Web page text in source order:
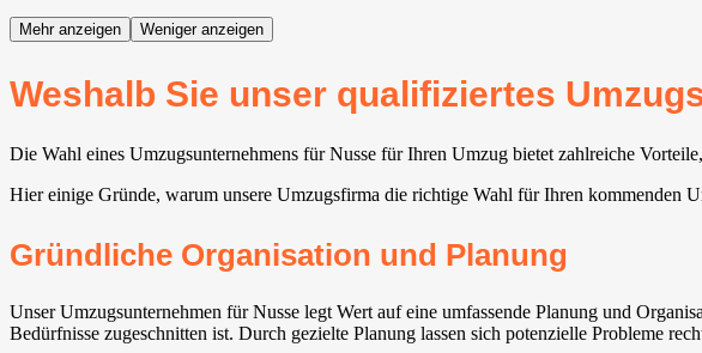
Mehr anzeigen Weniger anzeigen
Weshalb Sie unser qualifiziertes
Die Wahl eines Umzugsunternehmens für Nusse für Ihren Umzug bietet zahlreiche
Hier einige Gründe, warum unsere Umzugsfirma die richtige Wahl für Ihren kommenden
Gründliche Organisation und Planung
Unser Umzugsunternehmen für Nusse legt Wert auf eine umfassende Planung und
Bedürfnisse zugeschnitten ist. Durch gezielte Planung lassen sich potenzielle Probleme